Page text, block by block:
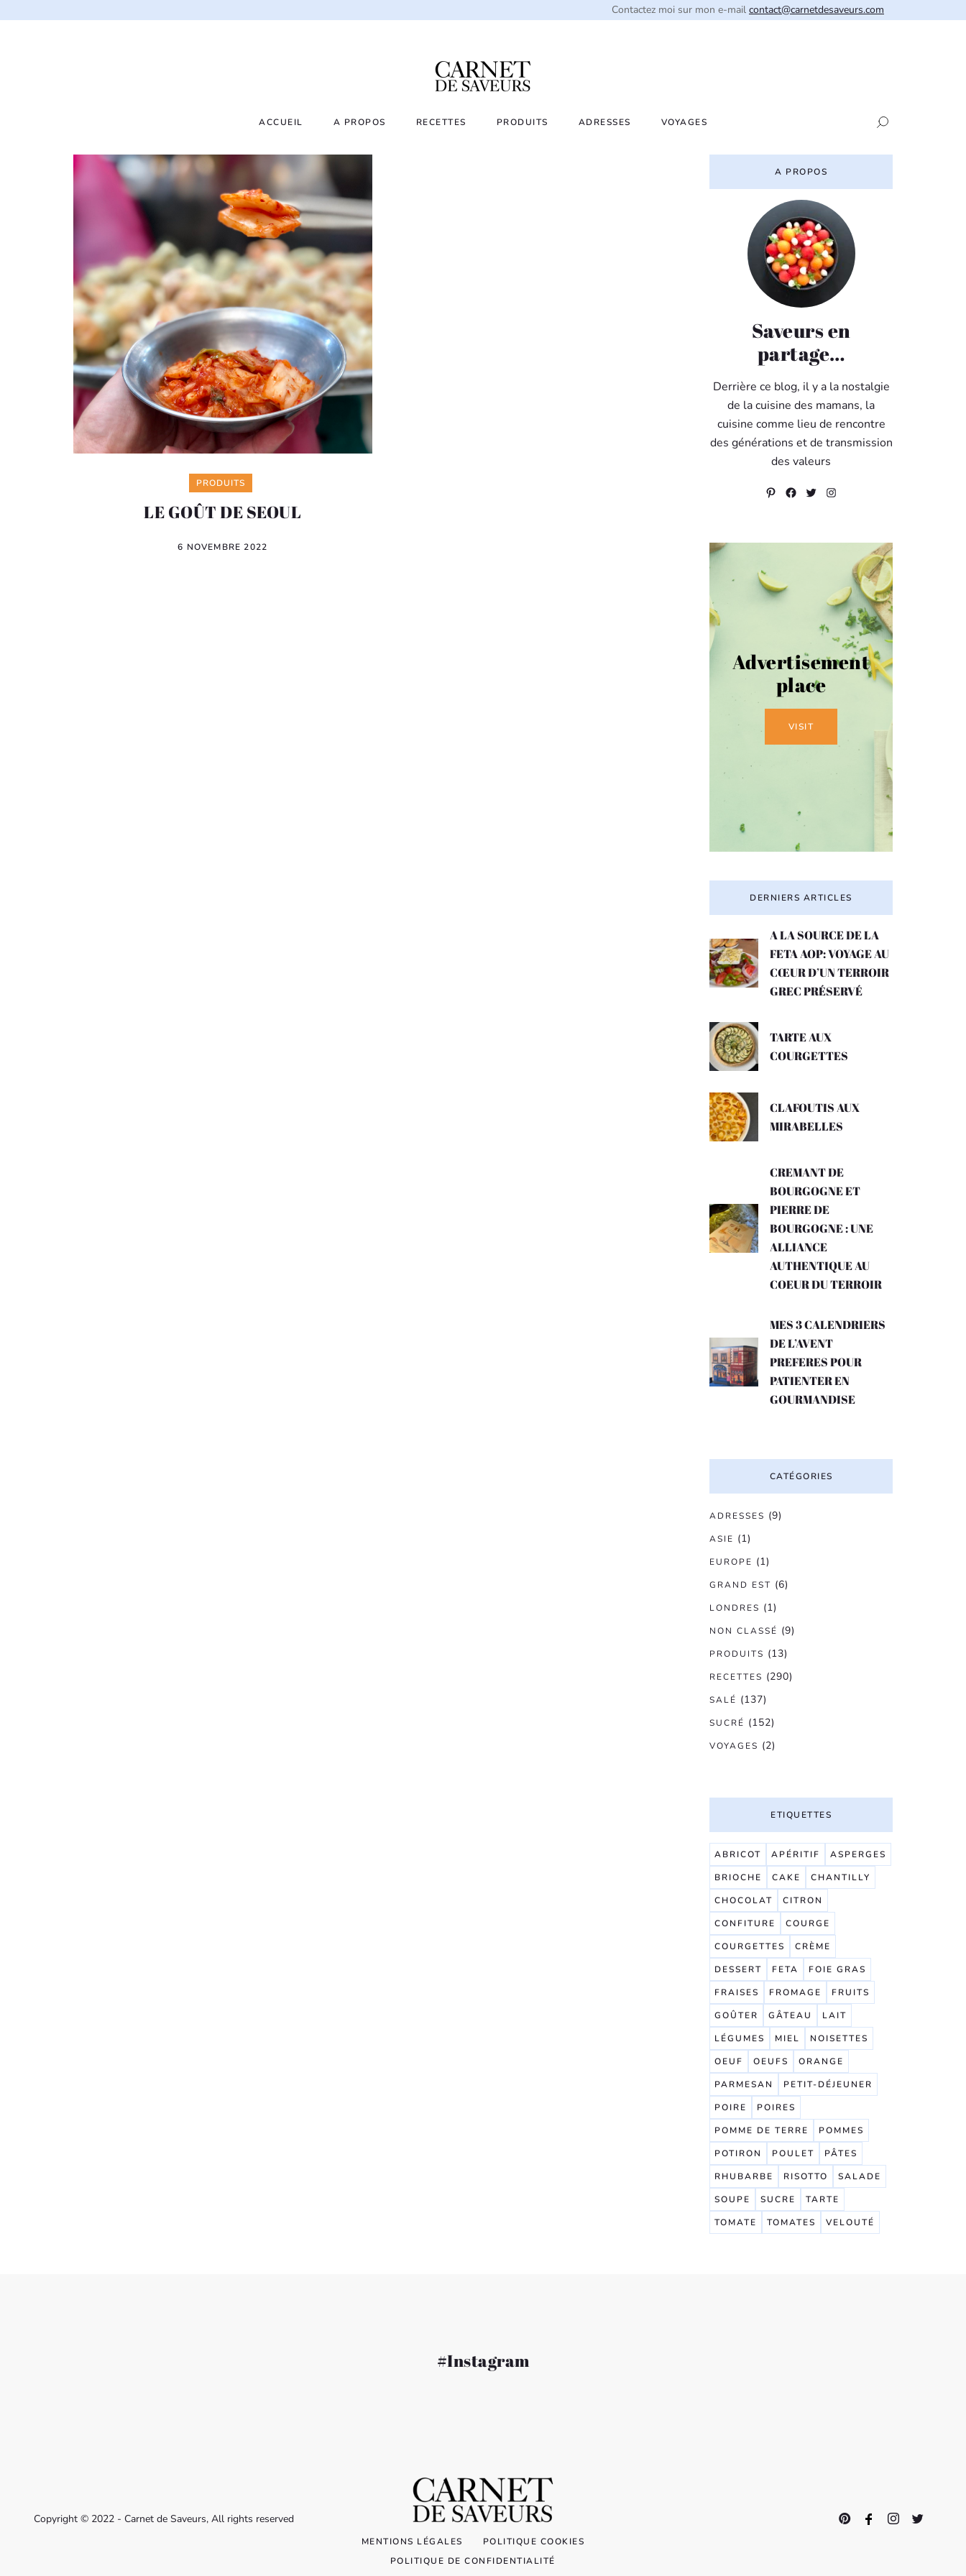
Contactez moi sur mon e-mail contact@carnetdesaveurs.com
ACCUEIL A PROPOS RECETTES PRODUITS ADRESSES VOYAGES
Categories
PRODUITS
LE GOÛT DE SEOUL
6 NOVEMBRE 2022
A PROPOS
Saveurs en
partage…
Derrière ce blog, il y a la nostalgie
de la cuisine des mamans, la
cuisine comme lieu de rencontre
des générations et de transmission
des valeurs
Pinterest
Facebook
TwitterInstagram
Advertisement
place
VISIT
DERNIERS ARTICLES
A LA SOURCE DE LA
FETA AOP: VOYAGE AU
CŒUR D’UN TERROIR
GREC PRÉSERVÉ
TARTE AUX
COURGETTES
CLAFOUTIS AUX
MIRABELLES
CREMANT DE
BOURGOGNE ET
PIERRE DE
BOURGOGNE : UNE
ALLIANCE
AUTHENTIQUE AU
COEUR DU TERROIR
MES 3 CALENDRIERS
DE L’AVENT
PREFERES POUR
PATIENTER EN
GOURMANDISE
CATÉGORIES
ADRESSES (9)
ASIE (1)
EUROPE (1)
GRAND EST (6)
LONDRES (1)
NON CLASSÉ (9)
PRODUITS (13)
RECETTES (290)
SALÉ (137)
SUCRÉ (152)
VOYAGES (2)
ETIQUETTES
ABRICOT APÉRITIF
ASPERGES
BRIOCHE
CAKE
CHANTILLY
CHOCOLAT
CITRON
CONFITURE
COURGE
COURGETTES
CRÈME
DESSERT
FETA
FOIE GRAS
FRAISES
FROMAGE
FRUITS
GOÛTER
GÂTEAU
LAIT
LÉGUMES
MIEL
NOISETTES
OEUF
OEUFS
ORANGE
PARMESAN
PETIT-DÉJEUNER
POIRE
POIRES
POMME DE TERRE
POMMES
POTIRON
POULET
PÂTES
RHUBARBE
RISOTTO
SALADE
SOUPE
SUCRE
TARTE
TOMATE
TOMATES VELOUTÉ
#Instagram
Copyright © 2022 - Carnet de Saveurs, All rights reserved
MENTIONS LÉGALES
POLITIQUE COOKIES
POLITIQUE DE CONFIDENTIALITÉ